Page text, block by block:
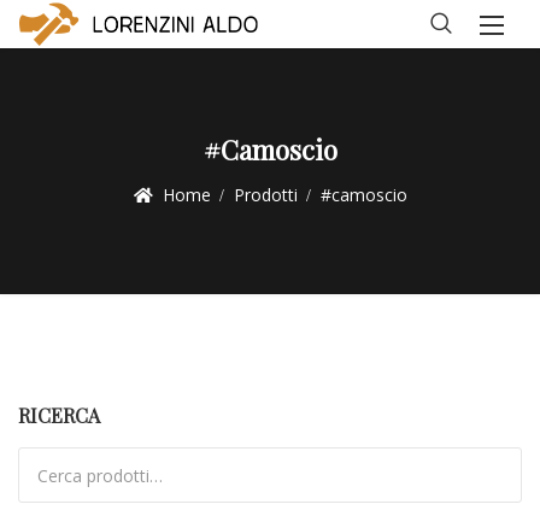
#camoscio
Home Prodotti #camoscio
RICERCA